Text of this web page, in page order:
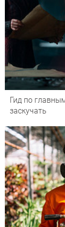
Гид по
заскучать